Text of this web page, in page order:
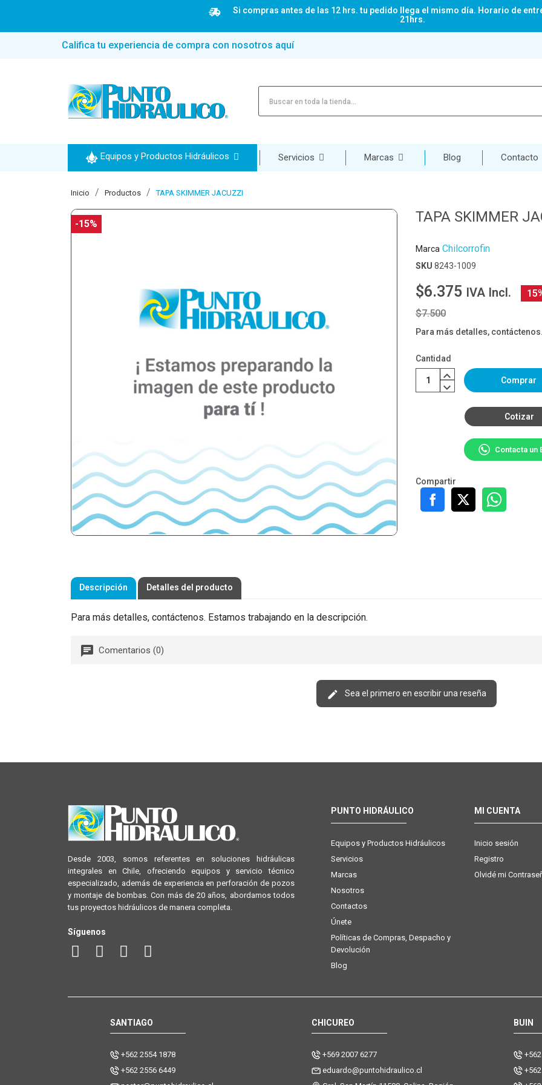
Si compras antes de las 12 hrs. tu pedido llega el mismo día. Horario de
21hrs.
Califica tu experiencia de compra con nosotros aquí
Equipos y Productos Hidráulicos Servicios Marcas Blog Contacto
Inicio Productos TAPA SKIMMER JACUZZI
-15% TAPA SKIMMER
Marca Chilcorrofin
SKU 8243-1009
$6.375 IVA Incl.
$7.500
Para más detalles,
Cantidad
Comprar
Cotizar
Contacta un
Compartir
Descripción Detalles del producto
Para más detalles, contáctenos. Estamos trabajando en la descripción.
Comentarios (0)
Sea el primero en escribir una reseña
Desde 2003, somos referentes en soluciones hidráulicas
integrales en Chile, ofreciendo equipos y servicio técnico
especializado, además de experiencia en perforación de pozos
y montaje de bombas. Con más de 20 años, abordamos todos
tus proyectos hidráulicos de manera completa.
Síguenos
PUNTO HIDRÁULICO
Equipos y Productos Hidráulicos
Servicios
Marcas
Nosotros
Contactos
Únete
Políticas de Compras, Despacho y
Devolución
Blog
MI CUENTA
Inicio sesión
Registro
Olvidé mi
SANTIAGO
+562 2554 1878
+562 2556 6449
CHICUREO
+569 2007 6277
eduardo@puntohidraulico.cl
BUIN